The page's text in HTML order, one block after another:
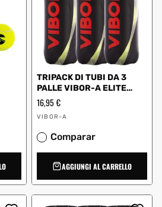
TRIPACK DI TUBI DA 3
PALLE VIBOR-A ELITE
TEAM
Prezzo
regolare
16,95 €
Fornitore:
VIBOR-A
Comparar
AGGIUNGI AL CARRELLO